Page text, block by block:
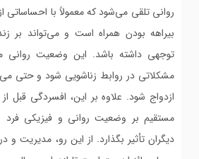
روانی تلقی می‌شود که معمولاً با احساساتی
بیراهه بودن همراه است و می‌تواند بر
توجهی داشته باشد. این وضعیت روانی
مشکلاتی در روابط زناشویی شود و حتی
ازدواج شود. علاوه بر این، افسردگی قبل
مستقیم بر وضعیت روانی و فیزیکی فرد
دیگران تأثیر بگذارد. از این رو، مدیریت